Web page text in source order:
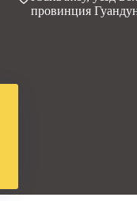
провинция